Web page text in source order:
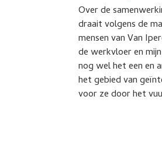
Over de
draait volgens de
mensen van Van
de werkvloer en
nog wel het een en
het gebied van
voor ze door het